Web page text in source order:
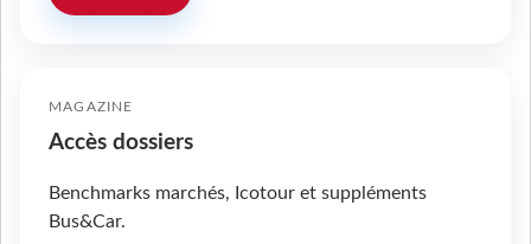
MAGAZINE
Accès dossiers
Benchmarks marchés, Icotour et suppléments
Bus&Car.